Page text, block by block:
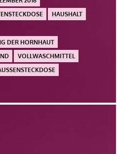
HAUSHALT
DER HORNHAUT
VOLLWASCHMITTEL